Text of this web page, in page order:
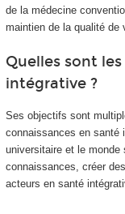
de la médecine
maintien de la qualité de
Quelles sont
intégrative ?
Ses objectifs sont
connaissances en santé
universitaire et le monde
connaissances, créer
acteurs en santé